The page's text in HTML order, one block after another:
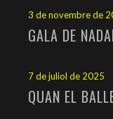
3 de novembre de
GALA DE
7 de juliol de 2025
QUAN EL